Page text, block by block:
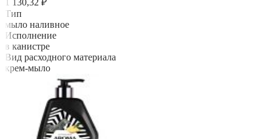
1 130,32 ₽
Тип
мыло наливное
Исполнение
в канистре
Вид расходного материала
крем-мыло